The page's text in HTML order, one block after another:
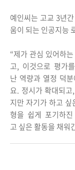
예인씨는 고교 3년
움이 되는 인공지능
“제가 관심 있어하
고, 이것으로 평가
난 역량과 열정 덕
요. 정시가 확대되
지만 자기가 하고
형을 쉽게 포기하
고 싶은 활동을 채워